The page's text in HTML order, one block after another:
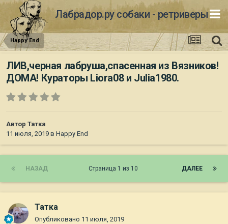
Лабрадор.ру собаки - ретриверы
Happy End
ЛИВ,черная лабруша,спасенная из Вязников!
ДОМА! Кураторы Liora08 и Julia1980.
Автор Татка
11 июля, 2019 в Happy End
НАЗАД ДАЛЕЕ
Страница 1 из 10
Татка
Опубликовано 11 июля, 2019